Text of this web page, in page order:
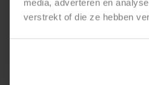
media, adverteren en
verstrekt of die ze hebben